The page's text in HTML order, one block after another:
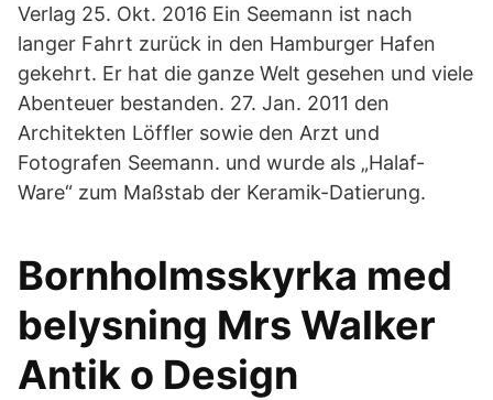
Verlag 25. Okt. 2016 Ein Seemann ist nach
langer Fahrt zurück in den Hamburger Hafen
gekehrt. Er hat die ganze Welt gesehen und viele
Abenteuer bestanden. 27. Jan. 2011 den
Architekten Löffler sowie den Arzt und
Fotografen Seemann. und wurde als „Halaf-
Ware“ zum Maßstab der Keramik-Datierung.
Bornholmsskyrka med
belysning Mrs Walker
Antik o Design